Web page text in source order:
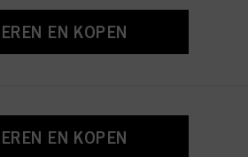
EN KOPEN
EN KOPEN